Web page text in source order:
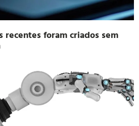
recentes foram criados sem